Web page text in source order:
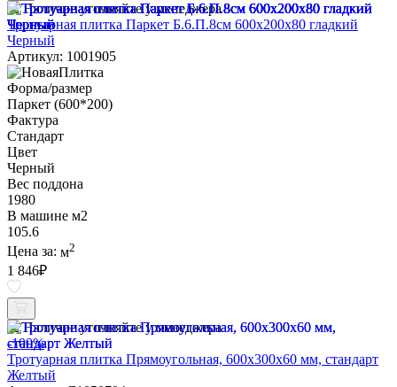
Наличие уточняйте у менеджера
Тротуарная плитка Паркет Б.6.П.8см 600х200х80 гладкий
Черный
Артикул: 1001905
Форма/размер
Паркет (600*200)
Фактура
Стандарт
Цвет
Черный
Вес поддона
1980
В машине м2
105.6
Цена за: м2
1 846₽
Наличие уточняйте у менеджера
-100%
Тротуарная плитка Прямоугольная, 600х300х60 мм, стандарт
Желтый